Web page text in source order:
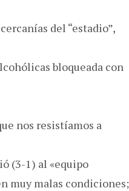
del “estadio”,
bloqueada con
nos resistíamos a
(3-1) al «equipo
muy malas condiciones;